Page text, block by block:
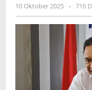
Segera
Pemda
Siapkan
13
Dokter
Spesialis
10 Oktober 2025 oleh
Redaksi
Baru
News
- 716